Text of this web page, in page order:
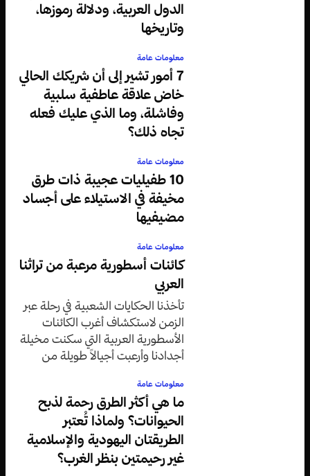
الدول العربية، ودلالة رموزها،
وتاريخها
معلومات عامة
7 أمور تشير إلى أن شريكك الحالي
خاض علاقة عاطفية سلبية
وفاشلة، وما الذي عليك فعله
تجاه ذلك؟
معلومات عامة
10 طفيليات عجيبة ذات طرق
مخيفة في الاستيلاء على أجساد
مضيفيها
معلومات عامة
كائنات أسطورية مرعبة من تراثنا
العربي
تأخذنا الحكايات الشعبية في رحلة عبر
الزمن لاستكشاف أغرب الكائنات
الأسطورية العربية التي سكنت مخيلة
أجدادنا وأرعبت أجيالاً طويلة من
معلومات عامة
ما هي أكثر الطرق رحمة لذبح
الحيوانات؟ ولماذا تُعتبر
الطريقتان اليهودية والإسلامية
غير رحيمتين بنظر الغرب؟